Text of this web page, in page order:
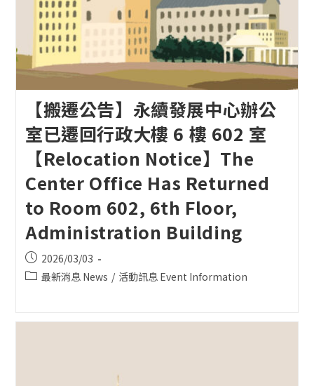
【搬遷公告】永續發展中心辦公
室已遷回行政大樓 6 樓 602 室
【Relocation Notice】The
Center Office Has Returned
to Room 602, 6th Floor,
Administration Building
Post
published:
2026/03/03
Post最新消息 News / 活動訊息 Event Information